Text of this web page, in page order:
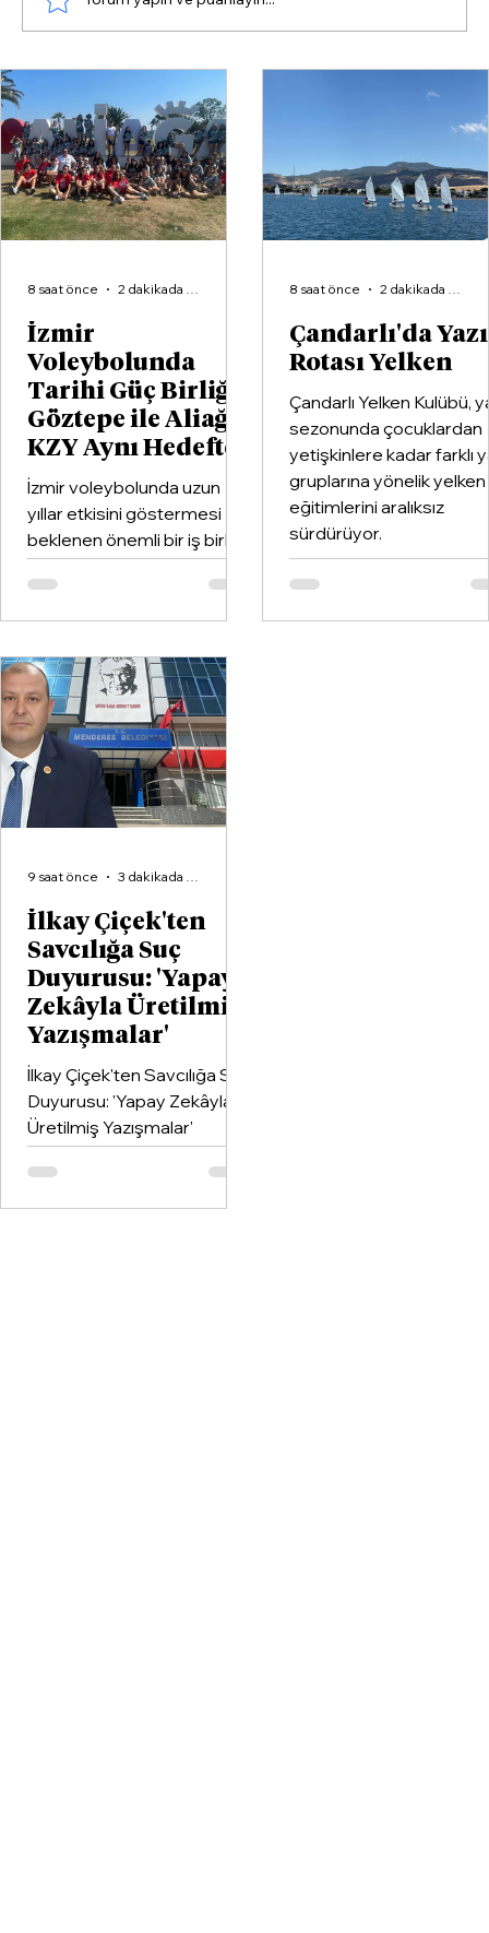
İzmir
Voleybolunda
Tarihi Güç Birliği:
Göztepe ile Aliağa
KZY Aynı Hedefte
İzmir voleybolunda uzun
yıllar etkisini göstermesi
beklenen önemli bir iş birliği
hayata geçirildi. Kentin köklü
kulüplerinden Göztepe
Spor Kulübü ile İzmir'in en
organizasyonlarından
Aliağa KZY Spor Kulübü,
voleybol branşında güçlerini
birleştiren kapsamlı bir iş
birliği protokolüne imza attı.
8 saat önce 2 dakikada okunur
Çandarlı'da
Rotası Yelken
Çandarlı Yelken Kulübü,
sezonunda çocuklardan
yetişkinlere kadar farklı
gruplarına yönelik yelken
eğitimlerini aralıksız
sürdürüyor.
8 saat önce 2 dakikada okunur
İlkay Çiçek'ten
Savcılığa Suç
Duyurusu: 'Yapay
Zekâyla Üretilmiş
Yazışmalar'
İlkay Çiçek'ten Savcılığa Suç
Duyurusu: 'Yapay Zekâyla
Üretilmiş Yazışmalar'
9 saat önce 3 dakikada okunur